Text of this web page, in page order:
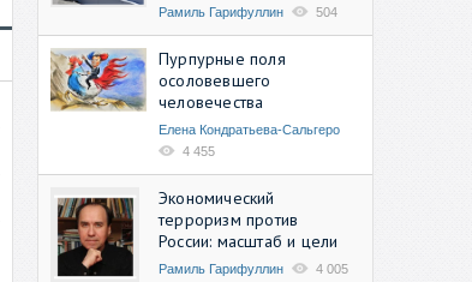
Рамиль Гарифуллин 504
Пурпурные поля
осоловевшего
человечества
Елена Кондратьева-Сальгеро
4 455
Экономический
терроризм против
России: масштаб и цели
Рамиль Гарифуллин 4 005